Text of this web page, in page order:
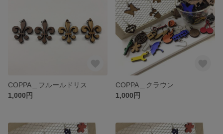
COPPA＿フルールドリス
1,000円
COPPA＿クラウン
1,000円